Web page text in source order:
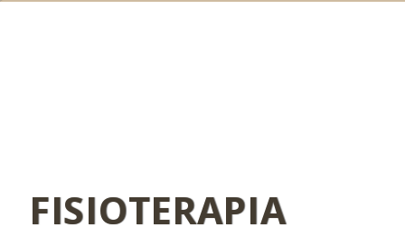
FISIOTERAPIA